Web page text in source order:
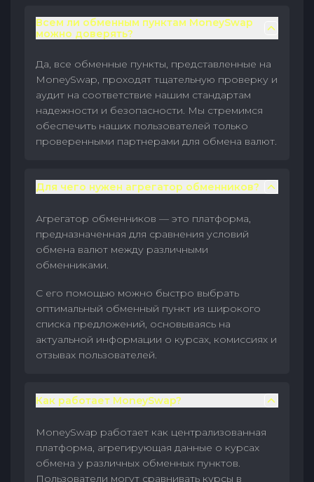
Всем ли обменным пунктам MoneySwap
можно доверять?
Да, все обменные пункты, представленные на
MoneySwap, проходят тщательную проверку и
аудит на соответствие нашим стандартам
надежности и безопасности. Мы стремимся
обеспечить наших пользователей только
проверенными партнерами для обмена валют.
Для чего нужен агрегатор обменников?
Агрегатор обменников — это платформа,
предназначенная для сравнения условий
обмена валют между различными
обменниками.
С его помощью можно быстро выбрать
оптимальный обменный пункт из широкого
списка предложений, основываясь на
актуальной информации о курсах, комиссиях и
отзывах пользователей.
Как работает MoneySwap?
MoneySwap работает как централизованная
платформа, агрегирующая данные о курсах
обмена у различных обменных пунктов.
Пользователи могут сравнивать курсы в